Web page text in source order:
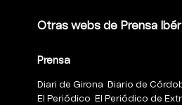
Otras webs de Prensa
Prensa
Diari de Girona Diario de
El Periódico
El Periódico de